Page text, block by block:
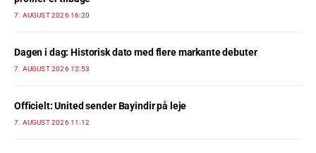
7. AUGUST 2026 16:20
Dagen i dag: Historisk dato med flere markante debuter
7. AUGUST 2026 12:53
Officielt: United sender Bayindir på leje
7. AUGUST 2026 11:12